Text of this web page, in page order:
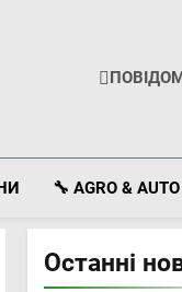
🔧 AGRO & AUTO
Останні